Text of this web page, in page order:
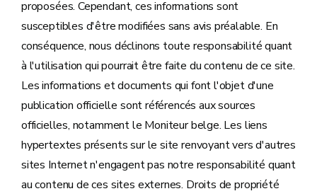
proposées. Cependant, ces informations sont
susceptibles d'être modifiées sans avis préalable. En
conséquence, nous déclinons toute responsabilité quant
à l'utilisation qui pourrait être faite du contenu de ce site.
Les informations et documents qui font l'objet d'une
publication officielle sont référencés aux sources
officielles, notamment le Moniteur belge. Les liens
hypertextes présents sur le site renvoyant vers d'autres
sites Internet n'engagent pas notre responsabilité quant
au contenu de ces sites externes. Droits de propriété